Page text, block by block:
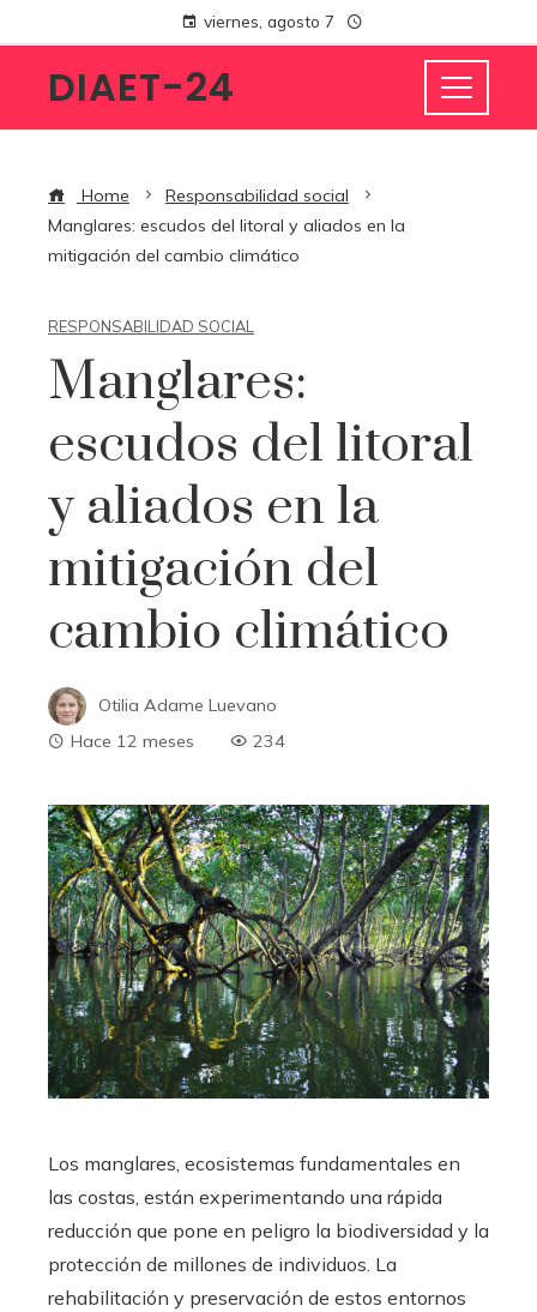
viernes, agosto 7
DIAET-24
Home
Responsabilidad social
Manglares: escudos del litoral y aliados en la
mitigación del cambio climático
RESPONSABILIDAD SOCIAL
Manglares:
escudos del litoral
y aliados en la
mitigación del
cambio climático
Otilia Adame Luevano
Hace 12 meses
234
Los manglares, ecosistemas fundamentales en
las costas, están experimentando una rápida
reducción que pone en peligro la biodiversidad y la
protección de millones de individuos. La
rehabilitación y preservación de estos entornos